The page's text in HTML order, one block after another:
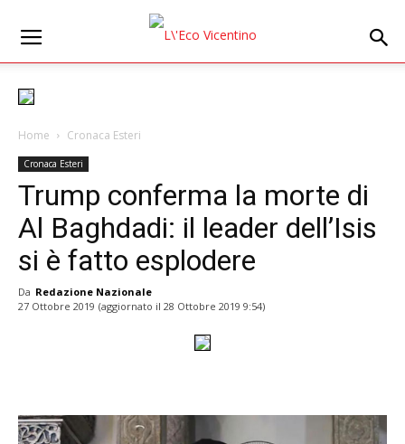
Home Cronaca Esteri
Cronaca Esteri
Trump conferma la morte di
Al Baghdadi: il leader dell’Isis
si è fatto esplodere
Da Redazione Nazionale
27 Ottobre 2019 (aggiornato il 28 Ottobre 2019 9:54)